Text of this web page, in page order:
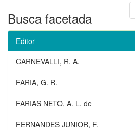
Busca facetada
Editor
CARNEVALLI, R. A.
FARIA, G. R.
FARIAS NETO, A. L. de
FERNANDES JUNIOR, F.